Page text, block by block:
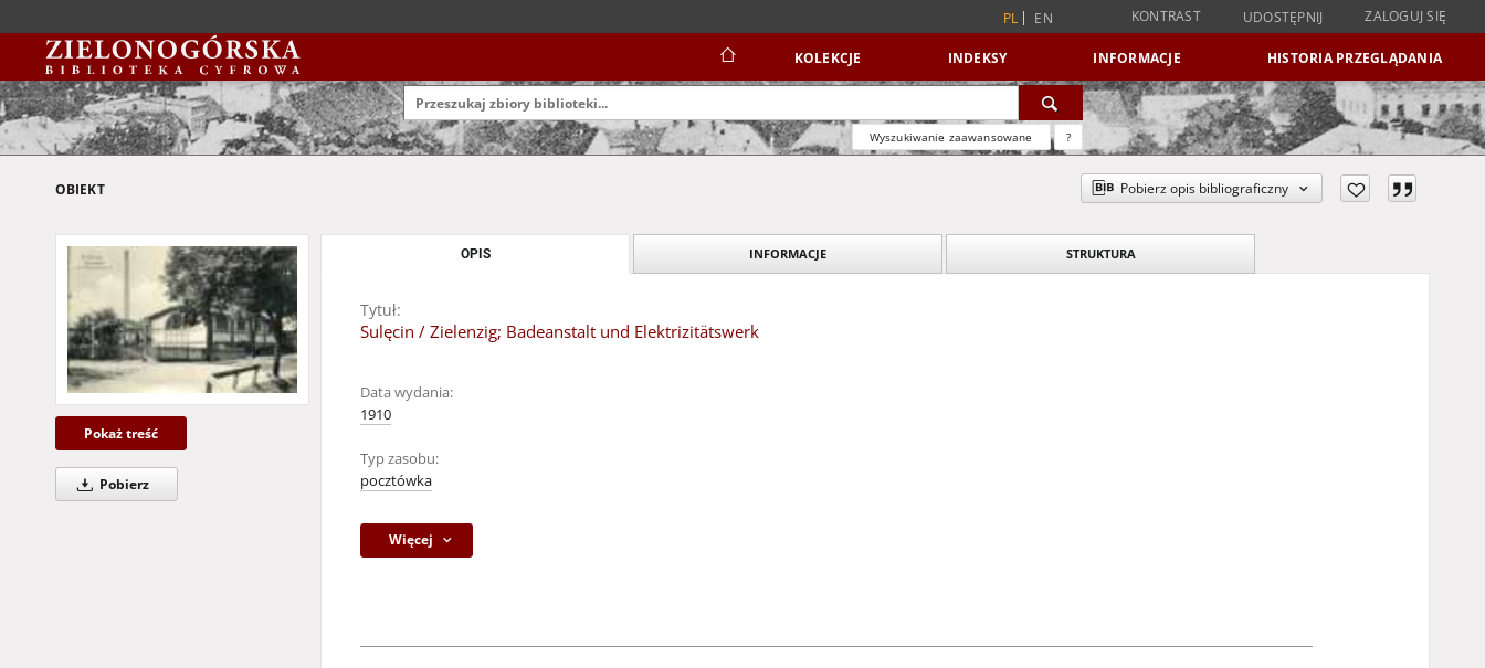
PL EN KONTRAST UDOSTĘPNIJ ZALOGUJ SIĘ
KOLEKCJE INDEKSY INFORMACJE HISTORIA PRZEGLĄDANIA
Wyszukiwanie zaawansowane ?
OBIEKT Pobierz opis bibliograficzny
Pokaż treść
Pobierz
OPIS INFORMACJE STRUKTURA
Tytuł:
Sulęcin / Zielenzig; Badeanstalt und Elektrizitätswerk
Data wydania:
1910
Typ zasobu:
pocztówka
Więcej